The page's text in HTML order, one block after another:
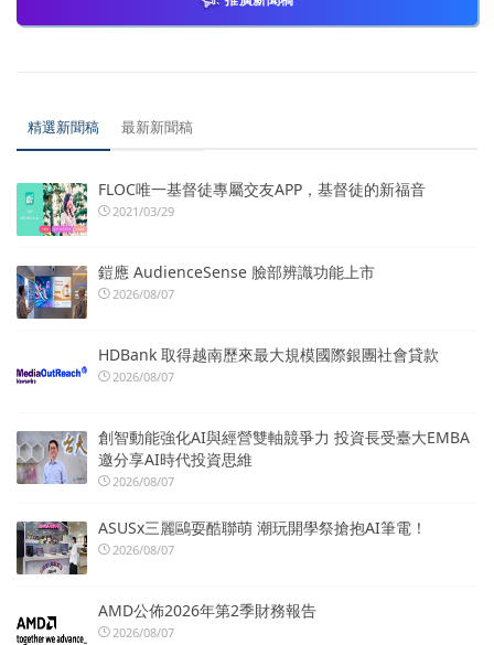
精選新聞稿 最新新聞稿
FLOC唯一基督徒專屬交友APP，基督徒的新福音
2021/03/29
鎧應 AudienceSense 臉部辨識功能上市
2026/08/07
HDBank 取得越南歷來最大規模國際銀團社會貸款
2026/08/07
創智動能強化AI與經營雙軸競爭力 投資長受臺大EMBA
邀分享AI時代投資思維
2026/08/07
ASUSx三麗鷗耍酷聯萌 潮玩開學祭搶抱AI筆電！
2026/08/07
AMD公佈2026年第2季財務報告
2026/08/07